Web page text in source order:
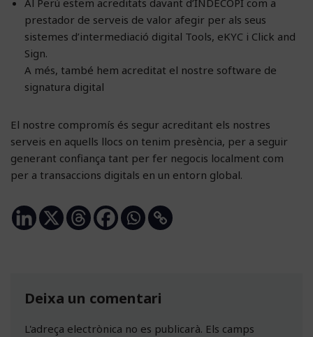
prestador de serveis de valor afegir per als seus
sistemes d’intermediació digital Tools, eKYC i Click and
Sign.
A més, també hem acreditat el nostre software de
signatura digital
El nostre compromís és segur acreditant els nostres
serveis en aquells llocs on tenim presència, per a seguir
generant confiança tant per fer negocis localment com
per a transaccions digitals en un entorn global.
Deixa un comentari
L'adreça electrònica no es publicarà. Els camps